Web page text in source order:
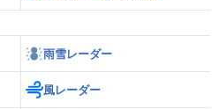
雨雪レーダー
風レーダー